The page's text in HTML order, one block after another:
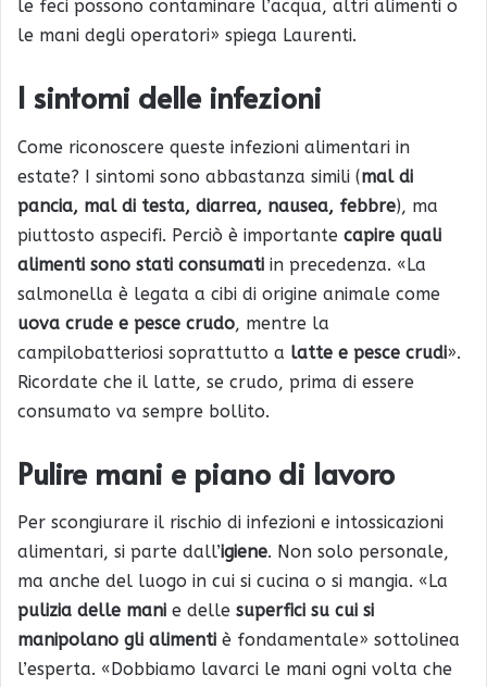
le feci possono contaminare l’acqua, altri alimenti o
le mani degli operatori» spiega Laurenti.
I sintomi delle infezioni
Come riconoscere queste infezioni alimentari in
estate? I sintomi sono abbastanza simili (mal di
pancia, mal di testa, diarrea, nausea, febbre), ma
piuttosto aspecifi. Perciò è importante capire quali
alimenti sono stati consumati in precedenza. «La
salmonella è legata a cibi di origine animale come
uova crude e pesce crudo, mentre la
campilobatteriosi soprattutto a latte e pesce crudi».
Ricordate che il latte, se crudo, prima di essere
consumato va sempre bollito.
Pulire mani e piano di lavoro
Per scongiurare il rischio di infezioni e intossicazioni
alimentari, si parte dall’igiene. Non solo personale,
ma anche del luogo in cui si cucina o si mangia. «La
pulizia delle mani e delle superfici su cui si
manipolano gli alimenti è fondamentale» sottolinea
l’esperta. «Dobbiamo lavarci le mani ogni volta che